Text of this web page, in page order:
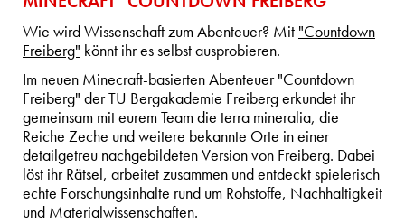
Wie wird Wissenschaft zum Abenteuer? Mit "Countdown
Freiberg" könnt ihr es selbst ausprobieren.
Im neuen Minecraft-basierten Abenteuer "Countdown
Freiberg" der TU Bergakademie Freiberg erkundet ihr
gemeinsam mit eurem Team die terra mineralia, die
Reiche Zeche und weitere bekannte Orte in einer
detailgetreu nachgebildeten Version von Freiberg. Dabei
löst ihr Rätsel, arbeitet zusammen und entdeckt spielerisch
echte Forschungsinhalte rund um Rohstoffe, Nachhaltigkeit
und Materialwissenschaften.